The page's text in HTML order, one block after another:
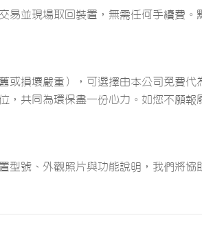
易並現場取回裝置，無需任何手續費。
或損壞嚴重），可選擇由本公司免費代
，共同為環保盡一份心力。如您不願報
型號、外觀照片與功能說明，我們將協